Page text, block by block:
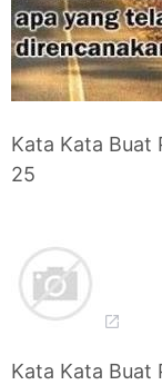
Kata Kata Buat
25
Kata Kata Buat